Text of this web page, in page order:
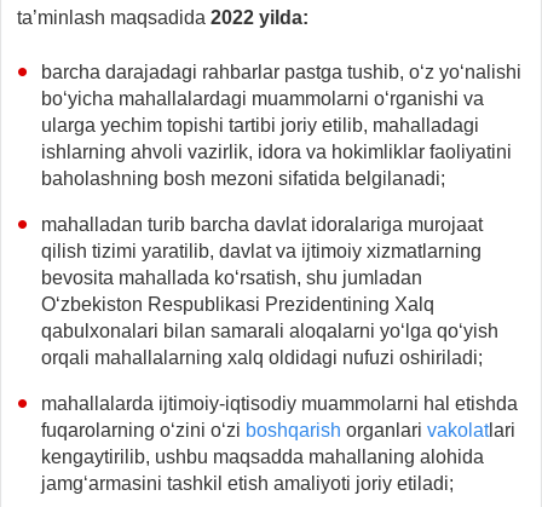
ta’minlash maqsadida 2022 yilda:
barcha darajadagi rahbarlar pastga tushib, o‘z yo‘nalishi
bo‘yicha mahallalardagi muammolarni o‘rganishi va
ularga yechim topishi tartibi joriy etilib, mahalladagi
ishlarning ahvoli vazirlik, idora va hokimliklar faoliyatini
baholashning bosh mezoni sifatida belgilanadi;
mahalladan turib barcha davlat idoralariga murojaat
qilish tizimi yaratilib, davlat va ijtimoiy xizmatlarning
bevosita mahallada ko‘rsatish, shu jumladan
O‘zbekiston Respublikasi Prezidentining Xalq
qabulxonalari bilan samarali aloqalarni yo‘lga qo‘yish
orqali mahallalarning xalq oldidagi nufuzi oshiriladi;
mahallalarda ijtimoiy-iqtisodiy muammolarni hal etishda
fuqarolarning o‘zini o‘zi boshqarish organlari vakolatlari
kengaytirilib, ushbu maqsadda mahallaning alohida
jamg‘armasini tashkil etish amaliyoti joriy etiladi;